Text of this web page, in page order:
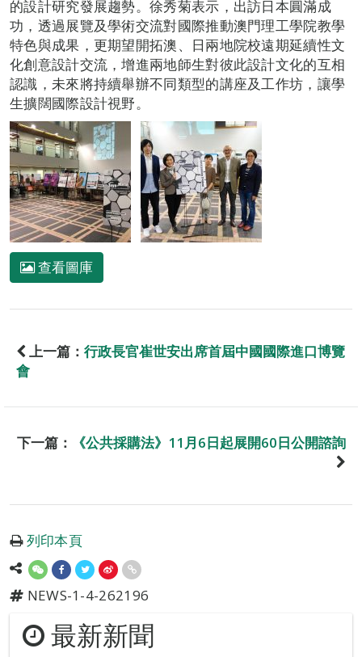
的設計研究發展趨勢。徐秀菊表示，出訪日本圓滿成
功，透過展覽及學術交流對國際推動澳門理工學院教學
特色與成果，更期望開拓澳、日兩地院校遠期延續性文
化創意設計交流，增進兩地師生對彼此設計文化的互相
認識，未來將持續舉辦不同類型的講座及工作坊，讓學
生擴闊國際設計視野。
查看圖庫
上一篇： 行政長官崔世安出席首屆中國國際進口博覽
會
下一篇： 《公共採購法》11月6日起展開60日公開諮詢
列印本頁
NEWS-1-4-262196
最新新聞